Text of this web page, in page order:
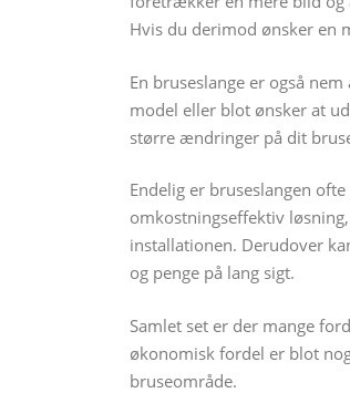
Hvis du derimod ønsker en
En bruseslange er også
model eller blot ønsker at
større ændringer på dit
Endelig er bruseslangen
omkostningseffektiv
installationen. Derudover
og penge på lang sigt.
Samlet set er der mange
økonomisk fordel er blot
bruseområde.